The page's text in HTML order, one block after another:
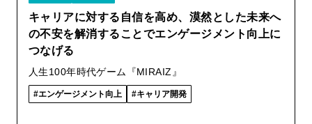
キャリアに対する自信を高め、漠然とした未来へ
の不安を解消することでエンゲージメント向上に
つなげる
人生100年時代ゲーム『MIRAIZ』
エンゲージメント向上 キャリア開発